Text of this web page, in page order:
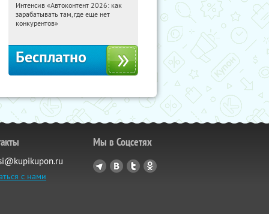
14:13:05 Получили:
Россия
Интенсив «Автоконтент 2026: как
зарабатывать там, где еще нет
конкурентов»
Бесплатно
с нами
Мы в Соцсетях